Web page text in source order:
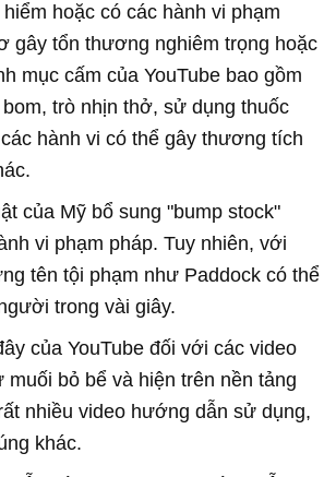
hoặc có các hành vi phạm
gây tổn thương nghiêm trọng hoặc
mục cấm của YouTube bao gồm
trò nhịn thở, sử dụng thuốc
hành vi có thể gây thương tích
của Mỹ bổ sung "bump stock"
vi phạm pháp. Tuy nhiên, với
tên tội phạm như Paddock có thể
trong vài giây.
của YouTube đối với các video
muối bỏ bể và hiện trên nền tảng
nhiều video hướng dẫn sử dụng,
khác.